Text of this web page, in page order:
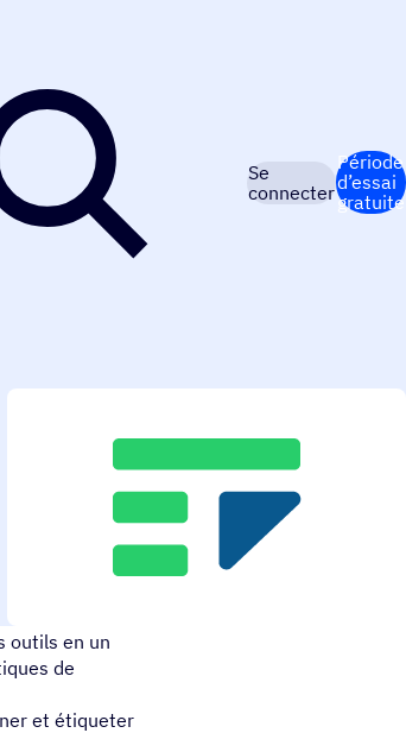
Se
connecter
Période
d’essai
gratuite
et les
outils en un
de
et étiqueter